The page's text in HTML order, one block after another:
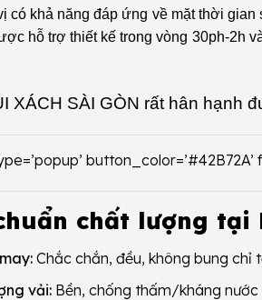
có khả năng đáp ứng về mặt thời
hỗ trợ thiết kế trong vòng 30ph-2h
XÁCH SÀI GÒN rất hân hạnh
chất lượng tại
Chắc chắn, đều, không bung chỉ
vải:Bền, chống thấm/kháng nước